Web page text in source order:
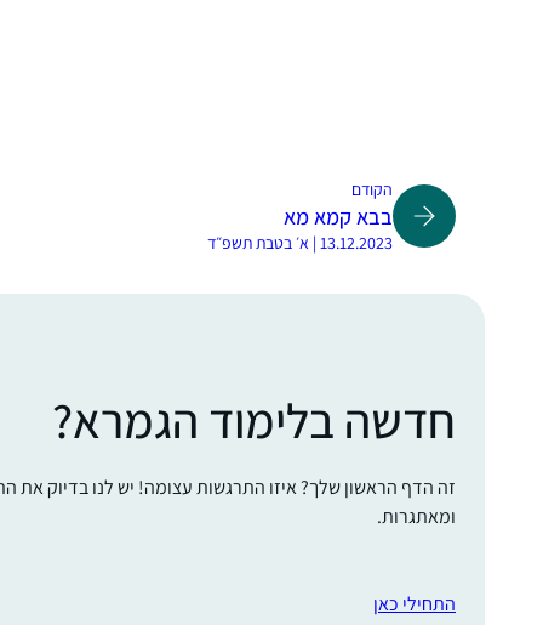
הקודם
בבא קמא מא
13.12.2023 | א׳ בטבת תשפ״ד
חדשה בלימוד הגמרא?
זה הדף הראשון שלך? איזו התרגשות עצומה! יש לנו בדיוק את
ומאתגרות.
התחילי כאן